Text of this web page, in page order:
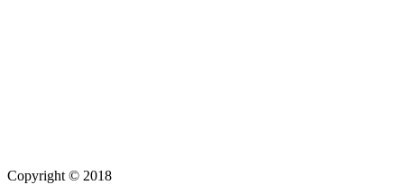
Copyright © 2018